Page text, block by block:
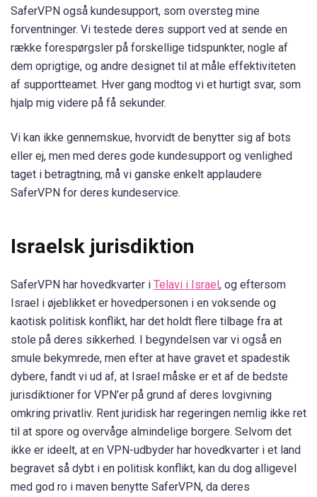
SaferVPN også kundesupport, som oversteg mine
forventninger. Vi testede deres support ved at sende en
række forespørgsler på forskellige tidspunkter, nogle af
dem oprigtige, og andre designet til at måle effektiviteten
af supportteamet. Hver gang modtog vi et hurtigt svar, som
hjalp mig videre på få sekunder.
Vi kan ikke gennemskue, hvorvidt de benytter sig af bots
eller ej, men med deres gode kundesupport og venlighed
taget i betragtning, må vi ganske enkelt applaudere
SaferVPN for deres kundeservice.
Israelsk jurisdiktion
SaferVPN har hovedkvarter i Telavi i Israel, og eftersom
Israel i øjeblikket er hovedpersonen i en voksende og
kaotisk politisk konflikt, har det holdt flere tilbage fra at
stole på deres sikkerhed. I begyndelsen var vi også en
smule bekymrede, men efter at have gravet et spadestik
dybere, fandt vi ud af, at Israel måske er et af de bedste
jurisdiktioner for VPN’er på grund af deres lovgivning
omkring privatliv. Rent juridisk har regeringen nemlig ikke ret
til at spore og overvåge almindelige borgere. Selvom det
ikke er ideelt, at en VPN-udbyder har hovedkvarter i et land
begravet så dybt i en politisk konflikt, kan du dog alligevel
med god ro i maven benytte SaferVPN, da deres